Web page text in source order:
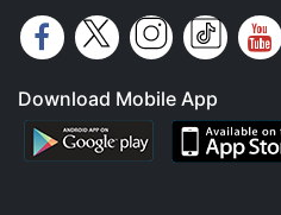
Download Mobile App